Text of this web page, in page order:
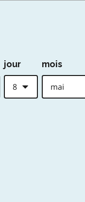
jour mois